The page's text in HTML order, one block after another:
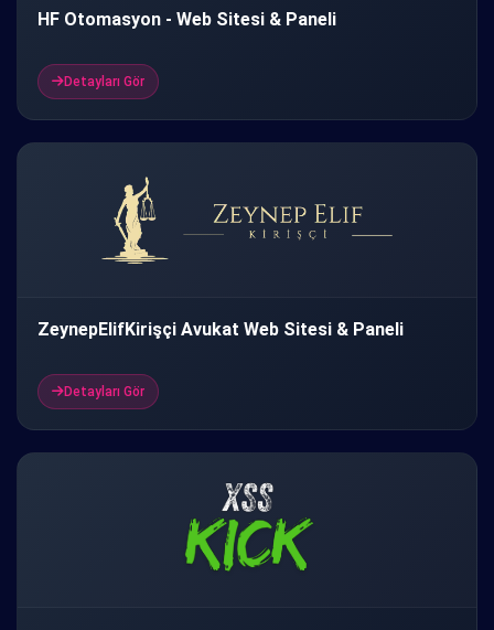
HF Otomasyon - Web Sitesi & Paneli
Detayları Gör
ZeynepElifKirişçi Avukat Web Sitesi & Paneli
Detayları Gör